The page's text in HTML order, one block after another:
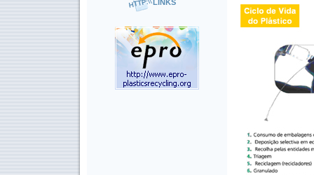
LINKS